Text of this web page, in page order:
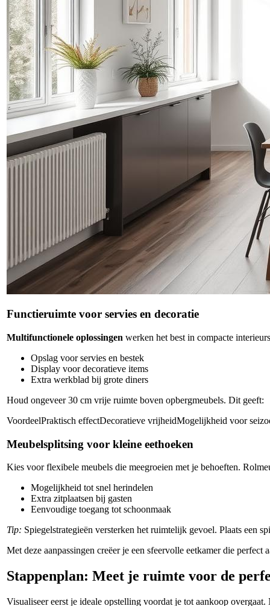
Functieruimte voor servies en decoratie
Multifunctionele oplossingen werken het best in compacte
Opslag voor servies en bestek
Display voor decoratieve items
Extra werkblad bij grote diners
Houd ongeveer 30 cm vrije ruimte boven opbergmeubels. Dit geeft:
VoordeelPraktisch effectDecoratieve vrijheidMogelijkheid voor
Meubelsplitsing voor kleine eethoeken
Kies voor flexibele meubels die meegroeien met je behoeften.
Mogelijkheid tot snel herindelen
Extra zitplaatsen bij gasten
Eenvoudige toegang tot schoonmaak
Tip: Spiegelstrategieën versterken het ruimtelijk gevoel. Plaats een
Met deze aanpassingen creëer je een sfeervolle eetkamer die
Stappenplan: Meet je ruimte voor de
Visualiseer eerst je ideale opstelling voordat je tot aankoop